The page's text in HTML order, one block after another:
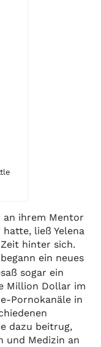
an ihrem Mentor
ließ Yelena
hinter sich.
ein neues
sogar ein
Million Dollar im
Pornokanäle in
dazu beitrug,
und Medizin an